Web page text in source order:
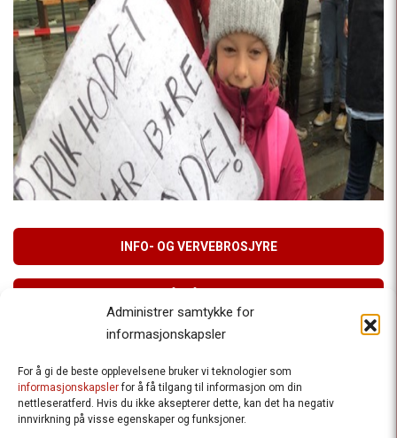
Administrer samtykke for
informasjonskapsler
For å gi de beste opplevelsene bruker vi teknologier som
informasjonskapslerfor å få tilgang til informasjon om din
nettleseratferd. Hvis du ikke aksepterer dette, kan det ha negativ
innvirkning på visse egenskaper og funksjoner.
INFO- OG VERVEBROSJYRE
Besteforeldrenes klimaaksjon
Ansvarlig redaktør
: Halfdan Wiik |